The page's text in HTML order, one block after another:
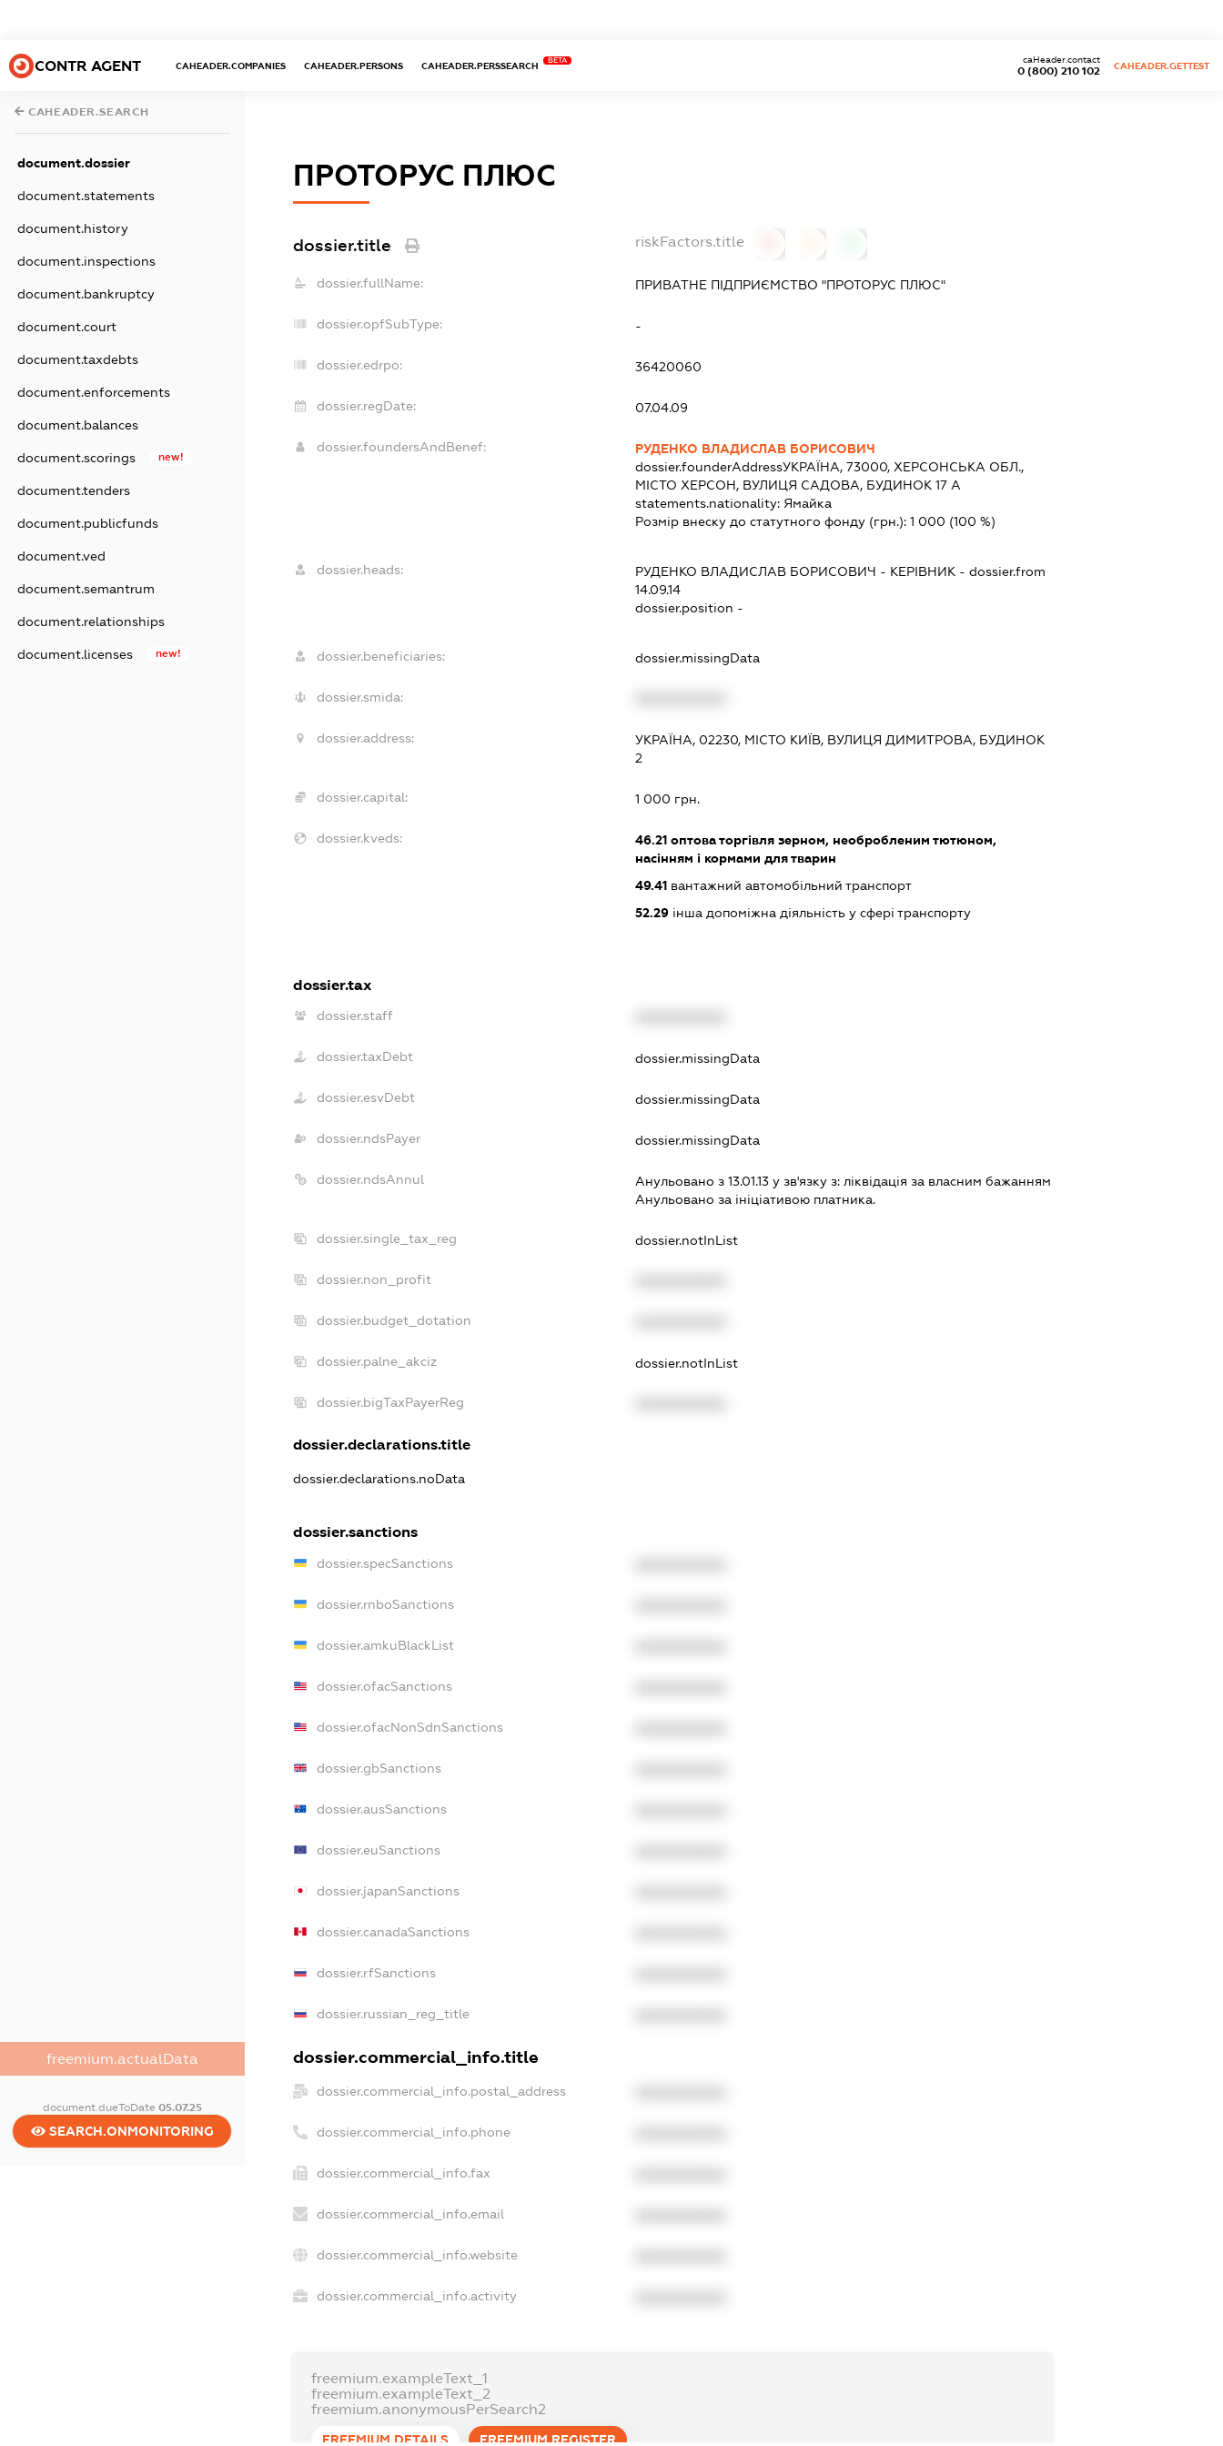
CONTR AGENT CAHEADER.COMPANIES CAHEADER.PERSONS CAHEADER.PERSSEARCH
BETA
0 (800) 210 102
caHeader.contact
CAHEADER.GETTEST
CAHEADER.SEARCH
document.dossier
document.statements
document.history
document.inspections
document.bankruptcy
document.court
document.taxdebts
document.enforcements
document.balances
document.scorings new!
document.tenders
document.publicfunds
document.ved
document.semantrum
document.relationships
document.licenses new!
freemium.actualData
document.dueToDate 05.07.25
SEARCH.ONMONITORING
ПРОТОРУС ПЛЮС
dossier.title riskFactors.title
dossier.fullName: ПРИВАТНЕ ПІДПРИЄМСТВО "ПРОТОРУС ПЛЮС"
dossier.opfSubType: -
dossier.edrpo: 36420060
dossier.regDate: 07.04.09
dossier.foundersAndBenef:
РУДЕНКО ВЛАДИСЛАВ БОРИСОВИЧ
dossier.founderAddressУКРАЇНА, 73000, ХЕРСОНСЬКА ОБЛ.,
МІСТО ХЕРСОН, ВУЛИЦЯ САДОВА, БУДИНОК 17 А
statements.nationality: Ямайка
Розмір внеску до статутного фонду (грн.): 1 000 (100 %)
dossier.heads: РУДЕНКО ВЛАДИСЛАВ БОРИСОВИЧ - КЕРІВНИК - dossier.from
14.09.14
dossier.position -
dossier.beneficiaries: dossier.missingData
dossier.smida:
dossier.address:
УКРАЇНА, 02230, МІСТО КИЇВ, ВУЛИЦЯ ДИМИТРОВА, БУДИНОК
2
dossier.capital: 1 000 грн.
dossier.kveds: 46.21оптова торгівля зерном, необробленим тютюном,
насінням і кормами для тварин
49.41вантажний автомобільний транспорт
52.29інша допоміжна діяльність у сфері транспорту
dossier.tax
dossier.staff
dossier.taxDebt dossier.missingData
dossier.esvDebt dossier.missingData
dossier.ndsPayer dossier.missingData
dossier.ndsAnnul Анульовано з 13.01.13 у зв'язку з: лiквiдацiя за власним бажанням
Анульовано за iнiцiативою платника.
dossier.single_tax_reg dossier.notInList
dossier.non_profit
dossier.budget_dotation
dossier.palne_akciz dossier.notInList
dossier.bigTaxPayerReg
dossier.declarations.title
dossier.declarations.noData
dossier.sanctions
dossier.specSanctions
dossier.rnboSanctions
dossier.amkuBlackList
dossier.ofacSanctions
dossier.ofacNonSdnSanctions
dossier.gbSanctions
dossier.ausSanctions
dossier.euSanctions
dossier.japanSanctions
dossier.canadaSanctions
dossier.rfSanctions
dossier.russian_reg_title
dossier.commercial_info.title
dossier.commercial_info.postal_address
dossier.commercial_info.phone
dossier.commercial_info.fax
dossier.commercial_info.email
dossier.commercial_info.website
dossier.commercial_info.activity
freemium.exampleText_1
freemium.exampleText_2
freemium.anonymousPerSearch2
FREEMIUM.DETAILS FREEMIUM.REGISTER